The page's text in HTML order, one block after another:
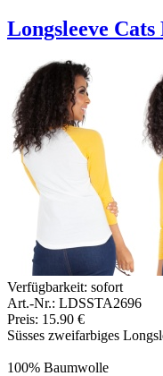
Longsleeve
Verfügbarkeit: sofort
Art.-Nr.: LDSSTA2696
Preis: 15.90 €
Süsses zweifarbiges
100% Baumwolle